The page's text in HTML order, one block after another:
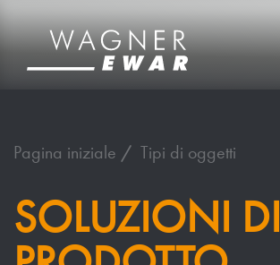
Pagina iniziale Tipi di oggetti
SOLUZIONI DI